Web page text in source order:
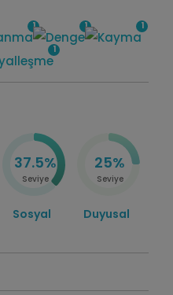
1 1
1
1
37.5%
Seviye
Sosyal
25%
Seviye
Duyusal